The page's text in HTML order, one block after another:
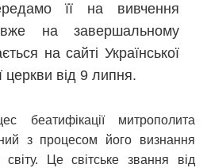
її на вивчення
на завершальному
на сайті Української
церкви від 9 липня.
беатифікації митрополита
з процесом його визнання
Це світське звання від